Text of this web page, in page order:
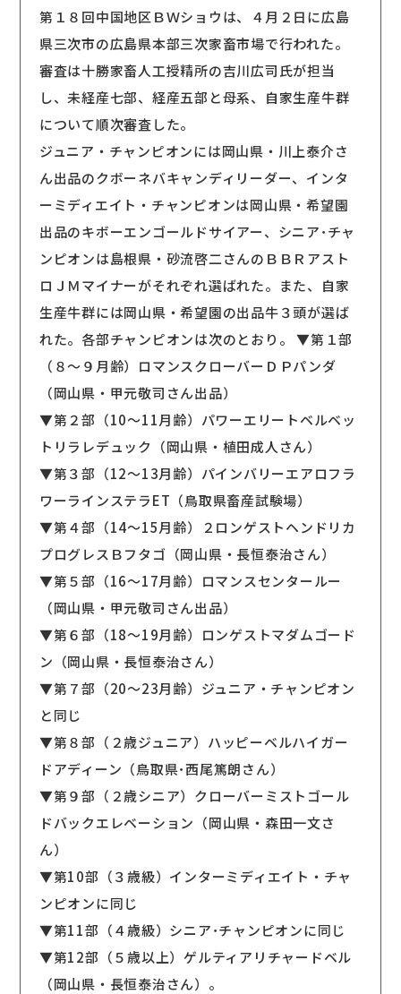
第１８回中国地区ＢＷショウは、４月２日に広島
県三次市の広島県本部三次家畜市場で行われた。
審査は十勝家畜人工授精所の吉川広司氏が担当
し、未経産七部、経産五部と母系、自家生産牛群
について順次審査した。
ジュニア・チャンピオンには岡山県・川上泰介さ
ん出品のクボーネバキャンディリーダー、インタ
ーミディエイト・チャンピオンは岡山県・希望園
出品のキボーエンゴールドサイアー、シニア･チャ
ンピオンは島根県・砂流啓二さんのＢＢＲアスト
ロＪＭマイナーがそれぞれ選ばれた。また、自家
生産牛群には岡山県・希望園の出品牛３頭が選ば
れた。各部チャンピオンは次のとおり。 ▼第１部
（８〜９月齢）ロマンスクローバーＤＰパンダ
（岡山県・甲元敬司さん出品）
▼第２部（10〜11月齢）パワーエリートベルベッ
トリラレデュック（岡山県・植田成人さん）
▼第３部（12〜13月齢）パインバリーエアロフラ
ワーラインステラET（鳥取県畜産試験場）
▼第４部（14〜15月齢）２ロンゲストヘンドリカ
プログレスＢフタゴ（岡山県・長恒泰治さん）
▼第５部（16〜17月齢）ロマンスセンタールー
（岡山県・甲元敬司さん出品）
▼第６部（18〜19月齢）ロンゲストマダムゴード
ン（岡山県・長恒泰治さん）
▼第７部（20〜23月齢）ジュニア・チャンピオン
と同じ
▼第８部（２歳ジュニア）ハッピーベルハイガー
ドアディーン（鳥取県･西尾篤朗さん）
▼第９部（２歳シニア）クローバーミストゴール
ドバックエレベーション（岡山県・森田一文さ
ん）
▼第10部（３歳級）インターミディエイト・チャ
ンピオンに同じ
▼第11部（４歳級）シニア･チャンピオンに同じ
▼第12部（５歳以上）ゲルティアリチャードベル
（岡山県・長恒泰治さん）。